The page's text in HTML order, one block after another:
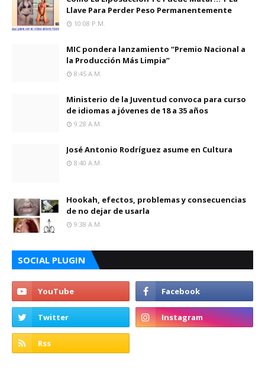
Llave Para Perder Peso Permanentemente
10:08 P.m.
MIC pondera lanzamiento “Premio Nacional a
la Producción Más Limpia”
8:45 A.m.
Ministerio de la Juventud convoca para curso
de idiomas a jóvenes de 18 a 35 años
9:28 A.m.
José Antonio Rodríguez asume en Cultura
8:40 A.m.
Hookah, efectos, problemas y consecuencias
de no dejar de usarla
9:38 A.m.
SOCIAL PLUGIN